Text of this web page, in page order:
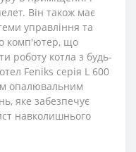
Він також має
управління та
комп'ютер, що
роботу котла з будь-
Feniks серія L 600
опалювальним
яке забезпечує
навколишнього